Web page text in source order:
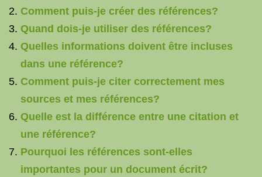
Comment puis-je créer des références?
Quand dois-je utiliser des références?
Quelles informations doivent être incluses
dans une référence?
Comment puis-je citer correctement mes
sources et mes références?
Quelle est la différence entre une citation et
une référence?
Pourquoi les références sont-elles
importantes pour un document écrit?